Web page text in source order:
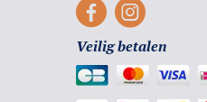
Veilig betalen